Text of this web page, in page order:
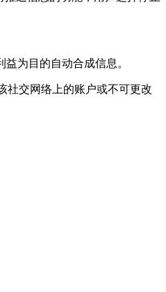
为目的自动合成信息。
社交网络上的账户或不可更改